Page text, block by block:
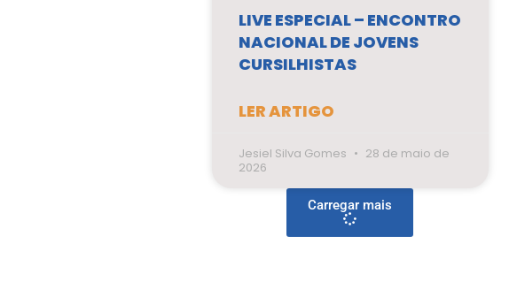
LIVE ESPECIAL – ENCONTRO
NACIONAL DE JOVENS
CURSILHISTAS
LER ARTIGO
Jesiel Silva Gomes
28 de maio de
2026
Carregar mais